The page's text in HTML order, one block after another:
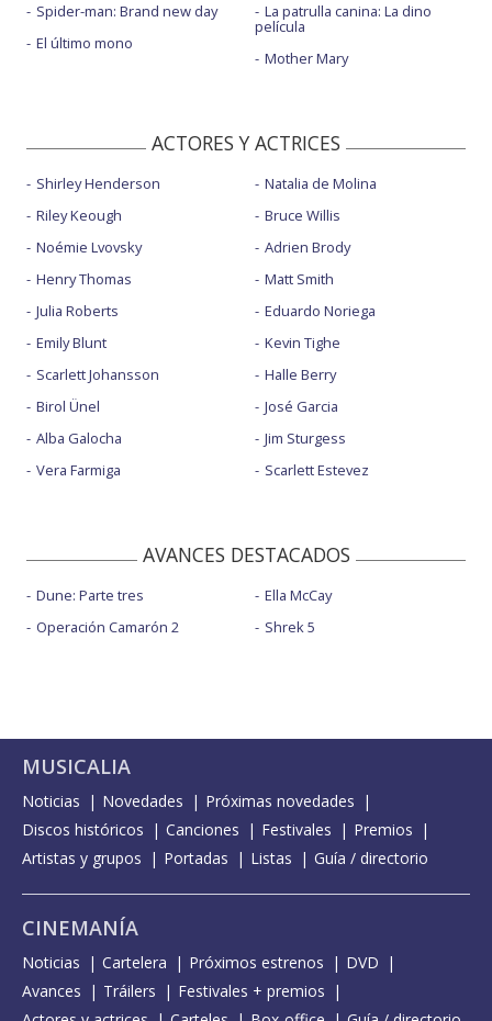
Spider-man: Brand new day
El último mono
La patrulla canina: La dino
película
Mother Mary
ACTORES Y ACTRICES
Shirley Henderson
Riley Keough
Noémie Lvovsky
Henry Thomas
Julia Roberts
Emily Blunt
Scarlett Johansson
Birol Ünel
Alba Galocha
Vera Farmiga
Natalia de Molina
Bruce Willis
Adrien Brody
Matt Smith
Eduardo Noriega
Kevin Tighe
Halle Berry
José Garcia
Jim Sturgess
Scarlett Estevez
AVANCES DESTACADOS
Dune: Parte tres
Operación Camarón 2
Ella McCay
Shrek 5
MUSICALIA
Noticias Novedades
Próximas novedades
Discos históricos
Canciones Festivales
Premios
Artistas y grupos
Portadas Listas Guía / directorio
CINEMANÍA
Noticias Cartelera Próximos estrenos
DVD
Avances
Tráilers
Festivales + premios